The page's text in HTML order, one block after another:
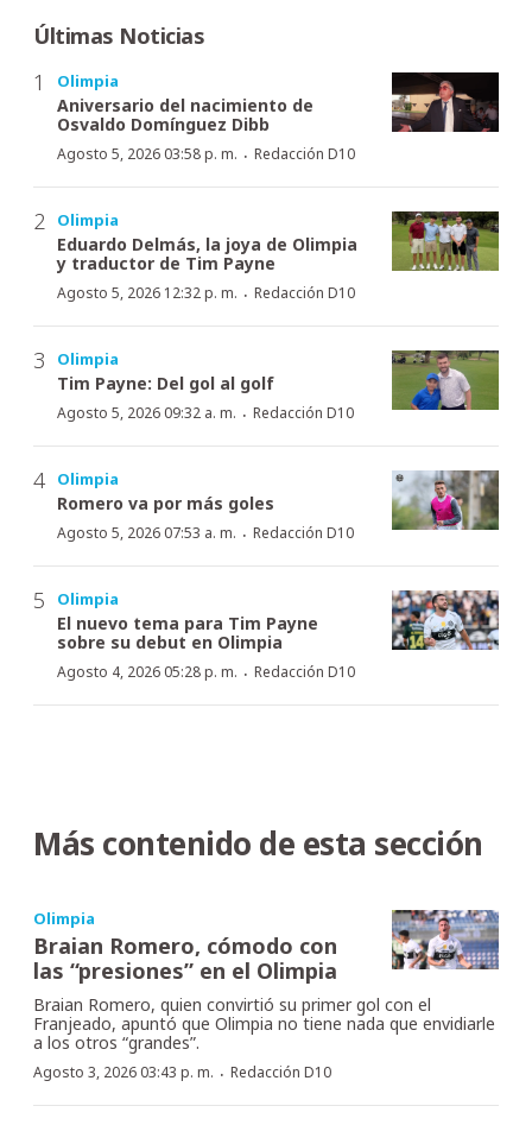
Últimas Noticias
Olimpia
Aniversario del nacimiento de
Osvaldo Domínguez Dibb
Agosto 5, 2026 03:58 p. m. · Redacción D10
Olimpia
Eduardo Delmás, la joya de Olimpia
y traductor de Tim Payne
Agosto 5, 2026 12:32 p. m. · Redacción D10
Olimpia
Tim Payne: Del gol al golf
Agosto 5, 2026 09:32 a. m. · Redacción D10
Olimpia
Romero va por más goles
Agosto 5, 2026 07:53 a. m. · Redacción D10
Olimpia
El nuevo tema para Tim Payne
sobre su debut en Olimpia
Agosto 4, 2026 05:28 p. m. · Redacción D10
Más contenido de esta sección
Olimpia
Braian Romero, cómodo con
las “presiones” en el Olimpia
Braian Romero, quien convirtió su primer gol con el
Franjeado, apuntó que Olimpia no tiene nada que envidiarle
a los otros “grandes”.
Agosto 3, 2026 03:43 p. m. · Redacción D10